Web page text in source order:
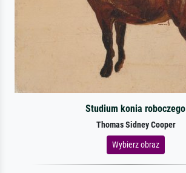
Studium konia roboczego
Thomas Sidney Cooper
Wybierz obraz